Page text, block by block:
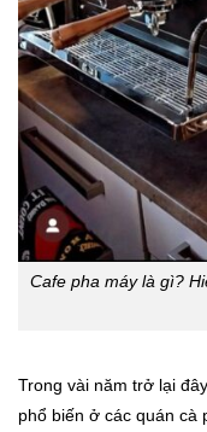
Cafe pha máy là gì?
Trong vài năm trở lại
phổ biến ở các quán cà